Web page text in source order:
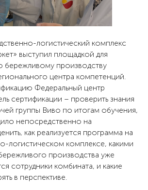
логистический комплекс
выступил площадкой для
бережливому производству
центра компетенций.
Федеральный центр
сертификации – проверить знания
группы Виво по итогам обучения,
непосредственно на
как реализуется программа на
логистическом комплексе, какими
производства уже
сотрудники комбината, и какие
в перспективе.